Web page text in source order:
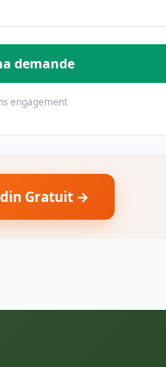
demande
engagement
Gratuit →